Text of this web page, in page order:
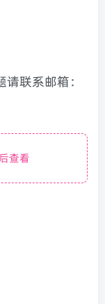
联系邮箱：
查看